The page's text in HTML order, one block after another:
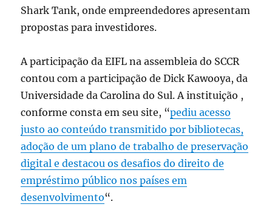
Shark Tank, onde empreendedores apresentam
propostas para investidores.
A participação da EIFL na assembleia do SCCR
contou com a participação de Dick Kawooya, da
Universidade da Carolina do Sul. A instituição ,
conforme consta em seu site, “pediu acesso
justo ao conteúdo transmitido por bibliotecas,
adoção de um plano de trabalho de preservação
digital e destacou os desafios do direito de
empréstimo público nos países em
desenvolvimento“.